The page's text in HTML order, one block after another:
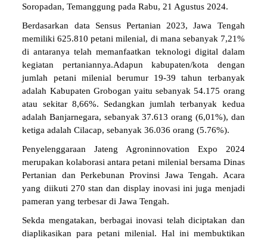
Soropadan, Temanggung pada Rabu, 21 Agustus 2024.
Berdasarkan data Sensus Pertanian 2023, Jawa Tengah
memiliki 625.810 petani milenial, di mana sebanyak 7,21%
di antaranya telah memanfaatkan teknologi digital dalam
kegiatan pertaniannya.Adapun kabupaten/kota dengan
jumlah petani milenial berumur 19-39 tahun terbanyak
adalah Kabupaten Grobogan yaitu sebanyak 54.175 orang
atau sekitar 8,66%. Sedangkan jumlah terbanyak kedua
adalah Banjarnegara, sebanyak 37.613 orang (6,01%), dan
ketiga adalah Cilacap, sebanyak 36.036 orang (5.76%).
Penyelenggaraan Jateng Agroninnovation Expo 2024
merupakan kolaborasi antara petani milenial bersama Dinas
Pertanian dan Perkebunan Provinsi Jawa Tengah. Acara
yang diikuti 270 stan dan display inovasi ini juga menjadi
pameran yang terbesar di Jawa Tengah.
Sekda mengatakan, berbagai inovasi telah diciptakan dan
diaplikasikan para petani milenial. Hal ini membuktikan